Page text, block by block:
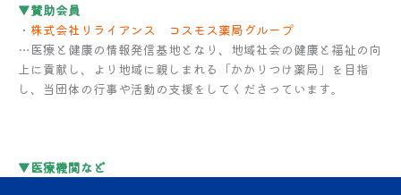
▼賛助会員
・ 株式会社リライアンス コスモス薬局グループ
…医療と健康の情報発信基地となり、地域社会の健康と福祉の向
上に貢献し、より地域に親しまれる「かかりつけ薬局」を目指
し、当団体の行事や活動の支援をしてくださっています。
▼医療機関など